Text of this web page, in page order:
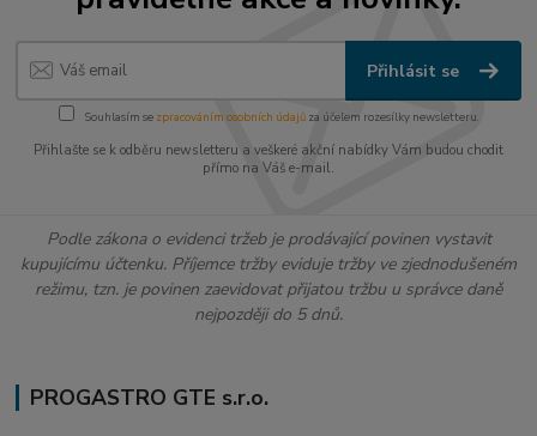
Přihlásit se
Souhlasím se zpracováním osobních údajůza účelem rozesílky newsletteru.
Přihlašte se k odběru newsletteru a veškeré akční nabídky Vám budou chodit
přímo na Váš e-mail.
Podle zákona o evidenci tržeb je prodávající povinen vystavit
kupujícímu účtenku. Příjemce tržby eviduje tržby ve zjednodušeném
režimu, tzn. je povinen zaevidovat přijatou tržbu u správce daně
nejpozději do 5 dnů.
PROGASTRO GTE s.r.o.